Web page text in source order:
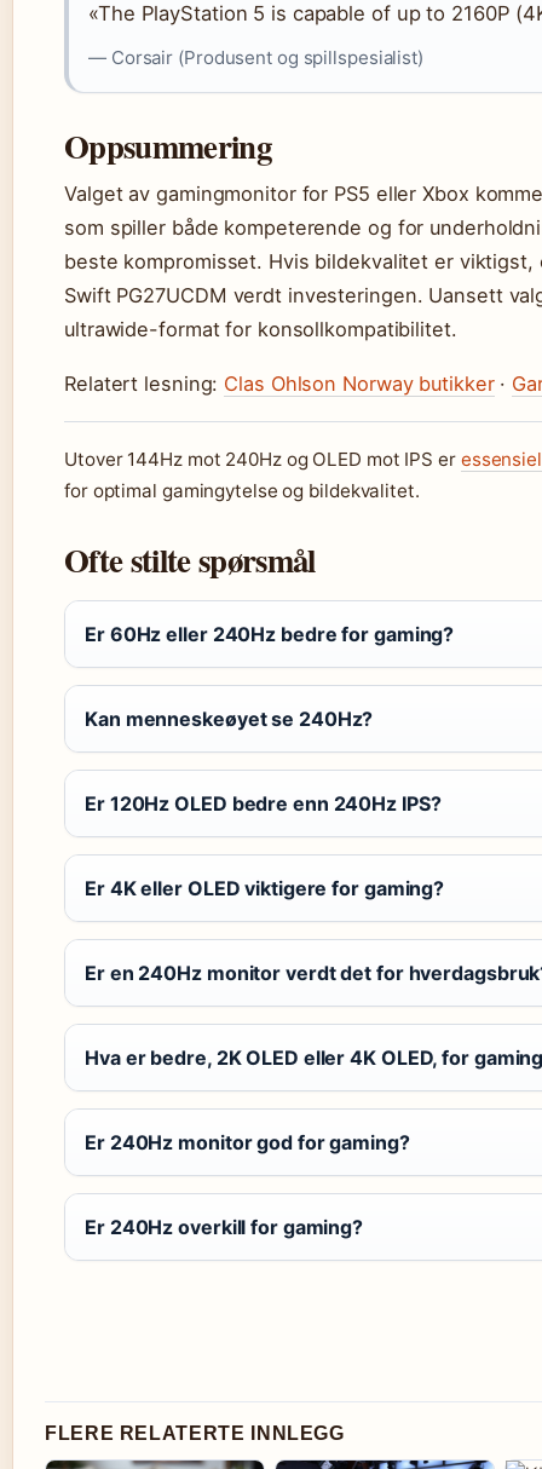
«The PlayStation 5 is capable of up to 2160P
— Corsair (Produsent og spillspesialist)
Oppsummering
Valget av gamingmonitor for PS5 eller Xbox
som spiller både kompeterende og for
beste kompromisset. Hvis bildekvalitet er viktigst,
Swift PG27UCDM verdt investeringen. Uansett
ultrawide-format for konsollkompatibilitet.
Relatert lesning: Clas Ohlson Norway butikker·
Utover 144Hz mot 240Hz og OLED mot IPS er
for optimal gamingytelse og bildekvalitet.
Ofte stilte spørsmål
Er 60Hz eller 240Hz bedre for gaming?
Kan menneskeøyet se 240Hz?
Er 120Hz OLED bedre enn 240Hz IPS?
Er 4K eller OLED viktigere for gaming?
Er en 240Hz monitor verdt det for
Hva er bedre, 2K OLED eller 4K OLED, for
Er 240Hz monitor god for gaming?
Er 240Hz overkill for gaming?
FLERE RELATERTE INNLEGG